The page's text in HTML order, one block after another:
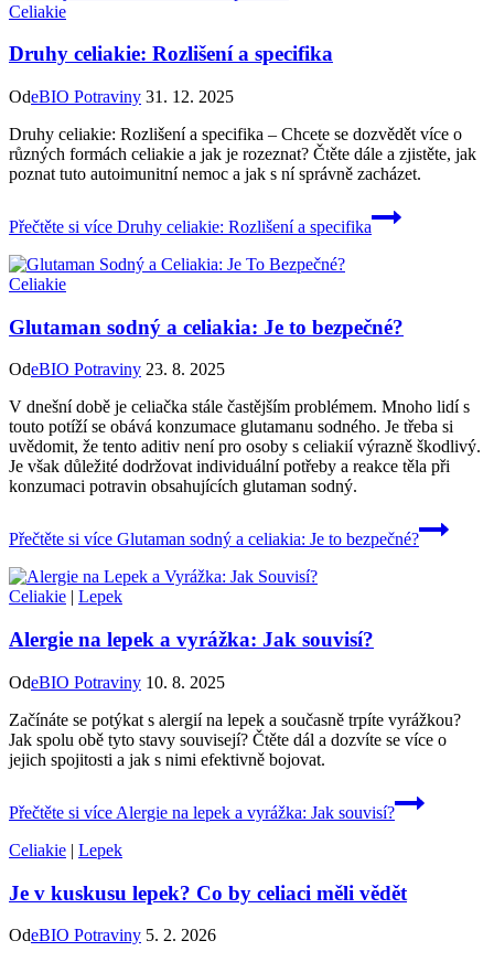
Celiakie
Druhy celiakie: Rozlišení a specifika
OdeBIO Potraviny 31. 12. 2025
Druhy celiakie: Rozlišení a specifika – Chcete se dozvědět více o
různých formách celiakie a jak je rozeznat? Čtěte dále a zjistěte, jak
poznat tuto autoimunitní nemoc a jak s ní správně zacházet.
Přečtěte si více Druhy celiakie: Rozlišení a specifika
Celiakie
Glutaman sodný a celiakia: Je to bezpečné?
OdeBIO Potraviny 23. 8. 2025
V dnešní době je celiačka stále častějším problémem. Mnoho lidí s
touto potíží se obává konzumace glutamanu sodného. Je třeba si
uvědomit, že tento aditiv není pro osoby s celiakií výrazně škodlivý.
Je však důležité dodržovat individuální potřeby a reakce těla při
konzumaci potravin obsahujících glutaman sodný.
Přečtěte si více Glutaman sodný a celiakia: Je to bezpečné?
Celiakie | Lepek
Alergie na lepek a vyrážka: Jak souvisí?
OdeBIO Potraviny 10. 8. 2025
Začínáte se potýkat s alergií na lepek a současně trpíte vyrážkou?
Jak spolu obě tyto stavy souvisejí? Čtěte dál a dozvíte se více o
jejich spojitosti a jak s nimi efektivně bojovat.
Přečtěte si více Alergie na lepek a vyrážka: Jak souvisí?
Celiakie | Lepek
Je v kuskusu lepek? Co by celiaci měli vědět
OdeBIO Potraviny 5. 2. 2026